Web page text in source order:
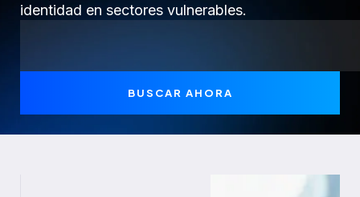
identidad en sectores vulnerables.
BUSCAR AHORA